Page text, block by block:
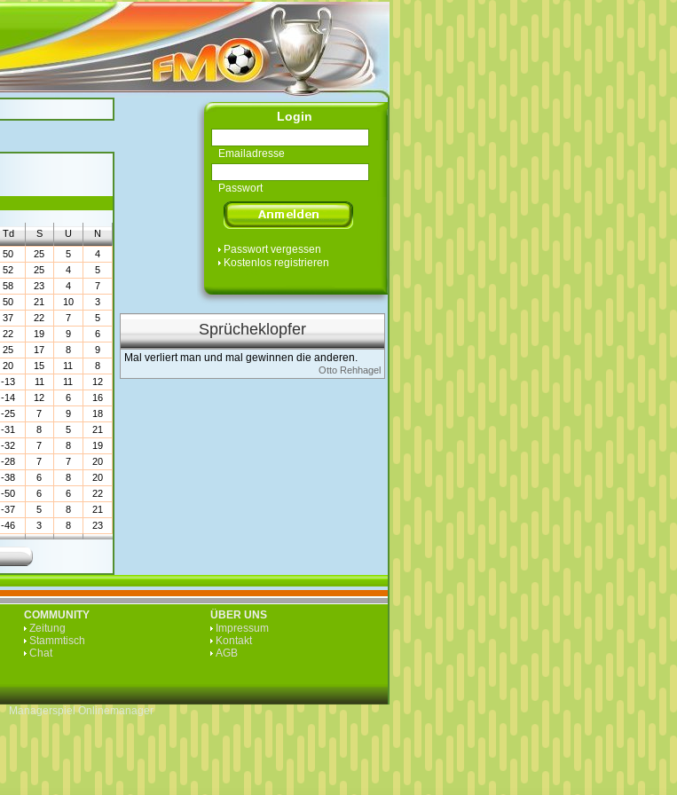
Td S U
N
50 25 5
4
52 25 4
5
58 23 4
7
50 21 10
3
37 22 7
5
22 19 9
6
25 17 8
9
20 15 11
8
-13 11 11
12
-14 12 6
16
-25 7 9
18
-31 8 5
21
-32 7 8
19
-28 7 7
20
-38 6 8
20
-50 6 6
22
-37 5 8
21
-46 3 8 23
Login
Emailadresse
Passwort
Passwort vergessen
Kostenlos registrieren
Sprücheklopfer
Mal verliert man und mal gewinnen die anderen.
Otto Rehhagel
COMMUNITY
Zeitung
Stammtisch
Chat
ÜBER UNS
Impressum
Kontakt
AGB
Managerspiel Onlinemanager